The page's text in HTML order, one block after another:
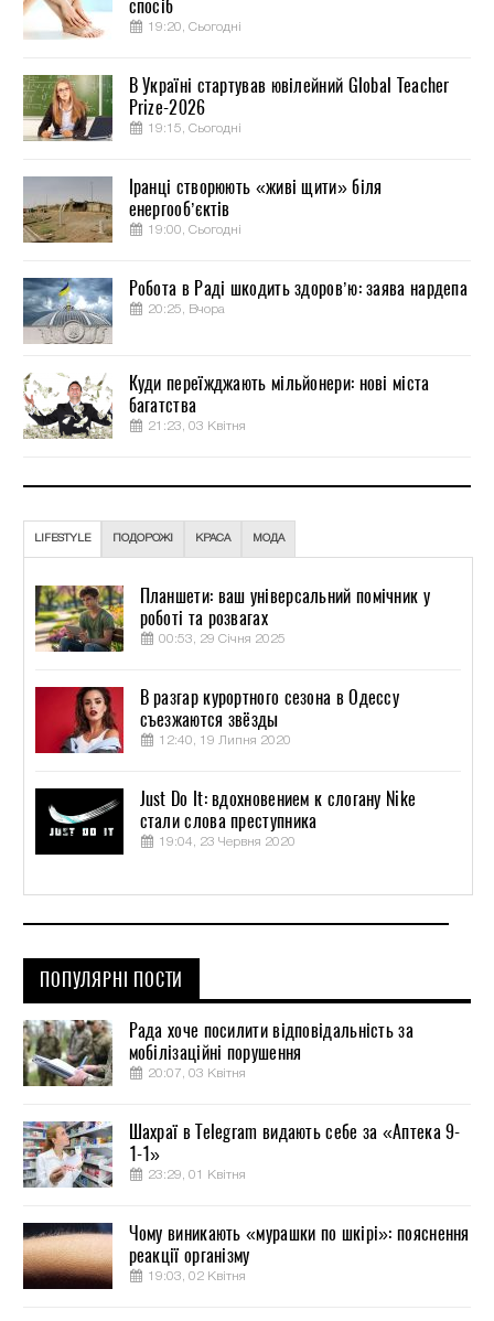
спосіб
19:20, Сьогодні
В Україні стартував ювілейний Global Teacher
Prize-2026
19:15, Сьогодні
Іранці створюють «живі щити» біля
енергооб’єктів
19:00, Сьогодні
Робота в Раді шкодить здоров’ю: заява нардепа
20:25, Вчора
Куди переїжджають мільйонери: нові міста
багатства
21:23, 03 Квітня
LIFESTYLE ПОДОРОЖІ КРАСА МОДА
Планшети: ваш універсальний помічник у
роботі та розвагах
00:53, 29 Січня 2025
В разгар курортного сезона в Одессу
съезжаются звёзды
12:40, 19 Липня 2020
Just Do It: вдохновением к слогану Nike
стали слова преступника
19:04, 23 Червня 2020
ПОПУЛЯРНІ ПОСТИ
Рада хоче посилити відповідальність за
мобілізаційні порушення
20:07, 03 Квітня
Шахраї в Telegram видають себе за «Аптека 9-
1-1»
23:29, 01 Квітня
Чому виникають «мурашки по шкірі»: пояснення
реакції організму
19:03, 02 Квітня